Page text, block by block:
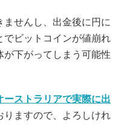
ませんし、出金後に円に
ビットコインが値崩れ
が下がってしまう可能性
ーストラリアで実際に出
りますので、よろしけれ